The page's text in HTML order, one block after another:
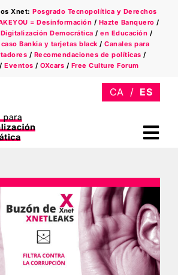
Xnet: Posgrado Tecnopolítica y Derechos
= Desinformación / Hazte Banquero /
Digitalización Democrática /en Educación /
Bankia y tarjetas black / Canales para
/ Recomendaciones de políticas /
/Eventos /OXcars / Free Culture Forum